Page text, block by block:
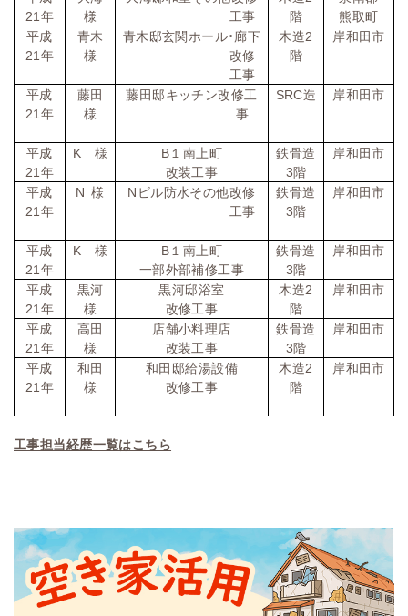
21年
様
工事
階
熊取町
平成
21年
青木
様
青木邸玄関ホール・廊下
改修
工事
木造2
階
岸和田市
平成
21年
藤田
様
藤田邸キッチン改修工
事
SRC造 岸和田市
平成
21年
K 様 B１南上町
改装工事
鉄骨造
3階
岸和田市
平成
21年
N 様 N ビル防水その他改修
工事
鉄骨造
3階
岸和田市
平成
21年
K 様 B１南上町
一部外部補修工事
鉄骨造
3階
岸和田市
平成
21年
黒河
様
黒河邸浴室
改修工事
木造2
階
岸和田市
平成
21年
高田
様
店舗小料理店
改装工事
鉄骨造
3階
岸和田市
平成
21年
和田
様
和田邸給湯設備
改修工事
木造2
階
岸和田市
工事担当経歴一覧はこちら